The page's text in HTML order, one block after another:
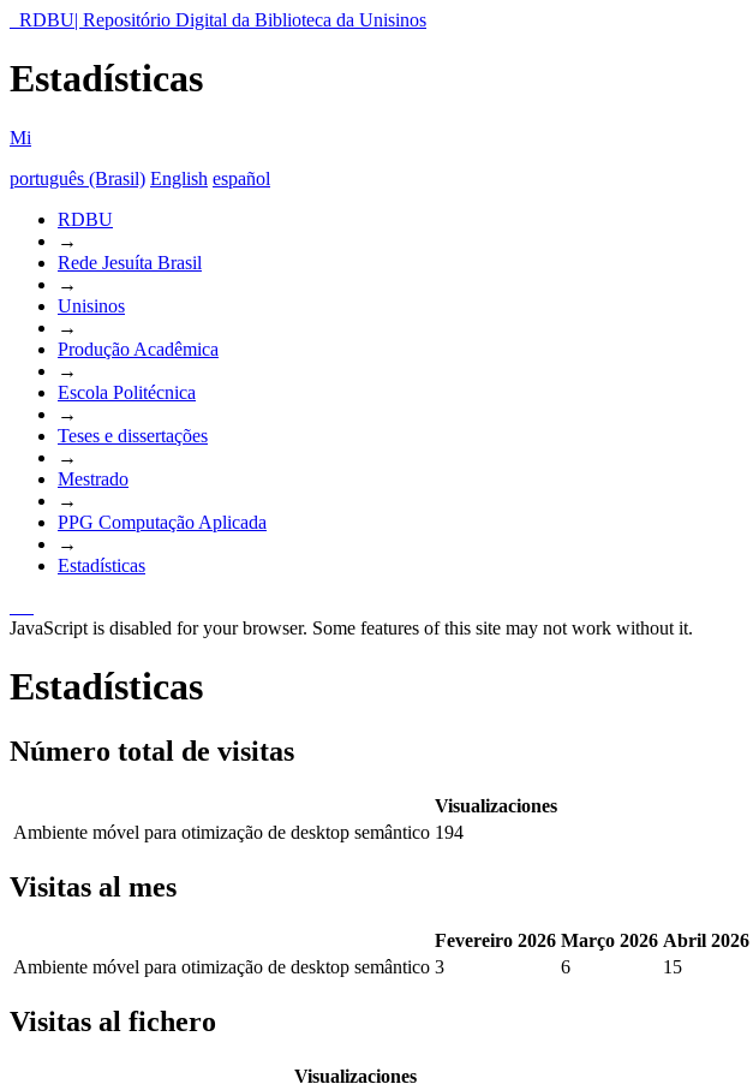
RDBU| Repositório Digital da Biblioteca da Unisinos
Estadísticas
Mi
português (Brasil) English español
RDBU
→
Rede Jesuíta Brasil
→
Unisinos
→
Produção Acadêmica
→
Escola Politécnica
→
Teses e dissertações
→
Mestrado
→
PPG Computação Aplicada
→
Estadísticas
JavaScript is disabled for your browser. Some features of this site may not work without it.
Estadísticas
Número total de visitas
Visualizaciones
Ambiente móvel para otimização de desktop semântico 194
Visitas al mes
Fevereiro 2026 Março 2026 Abril 2026
Ambiente móvel para otimização de desktop semântico 3 6 15
Visitas al fichero
Visualizaciones